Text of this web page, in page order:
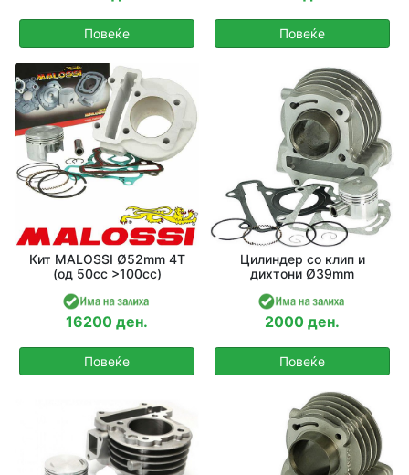
Повеќе Повеќе
Кит MALOSSI Ø52mm 4T
(од 50сс >100сс)
16200 ден.
Повеќе
Цилиндер со клип и
дихтони Ø39mm
2000 ден.
Повеќе